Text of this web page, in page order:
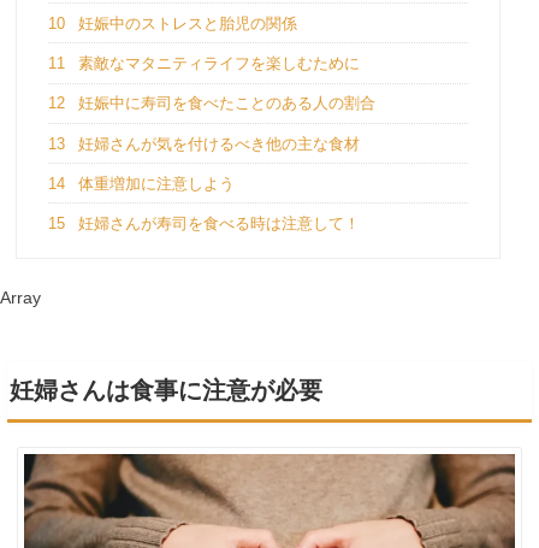
10 妊娠中のストレスと胎児の関係
11 素敵なマタニティライフを楽しむために
12 妊娠中に寿司を食べたことのある人の割合
13 妊婦さんが気を付けるべき他の主な食材
14 体重増加に注意しよう
15 妊婦さんが寿司を食べる時は注意して！
Array
妊婦さんは食事に注意が必要